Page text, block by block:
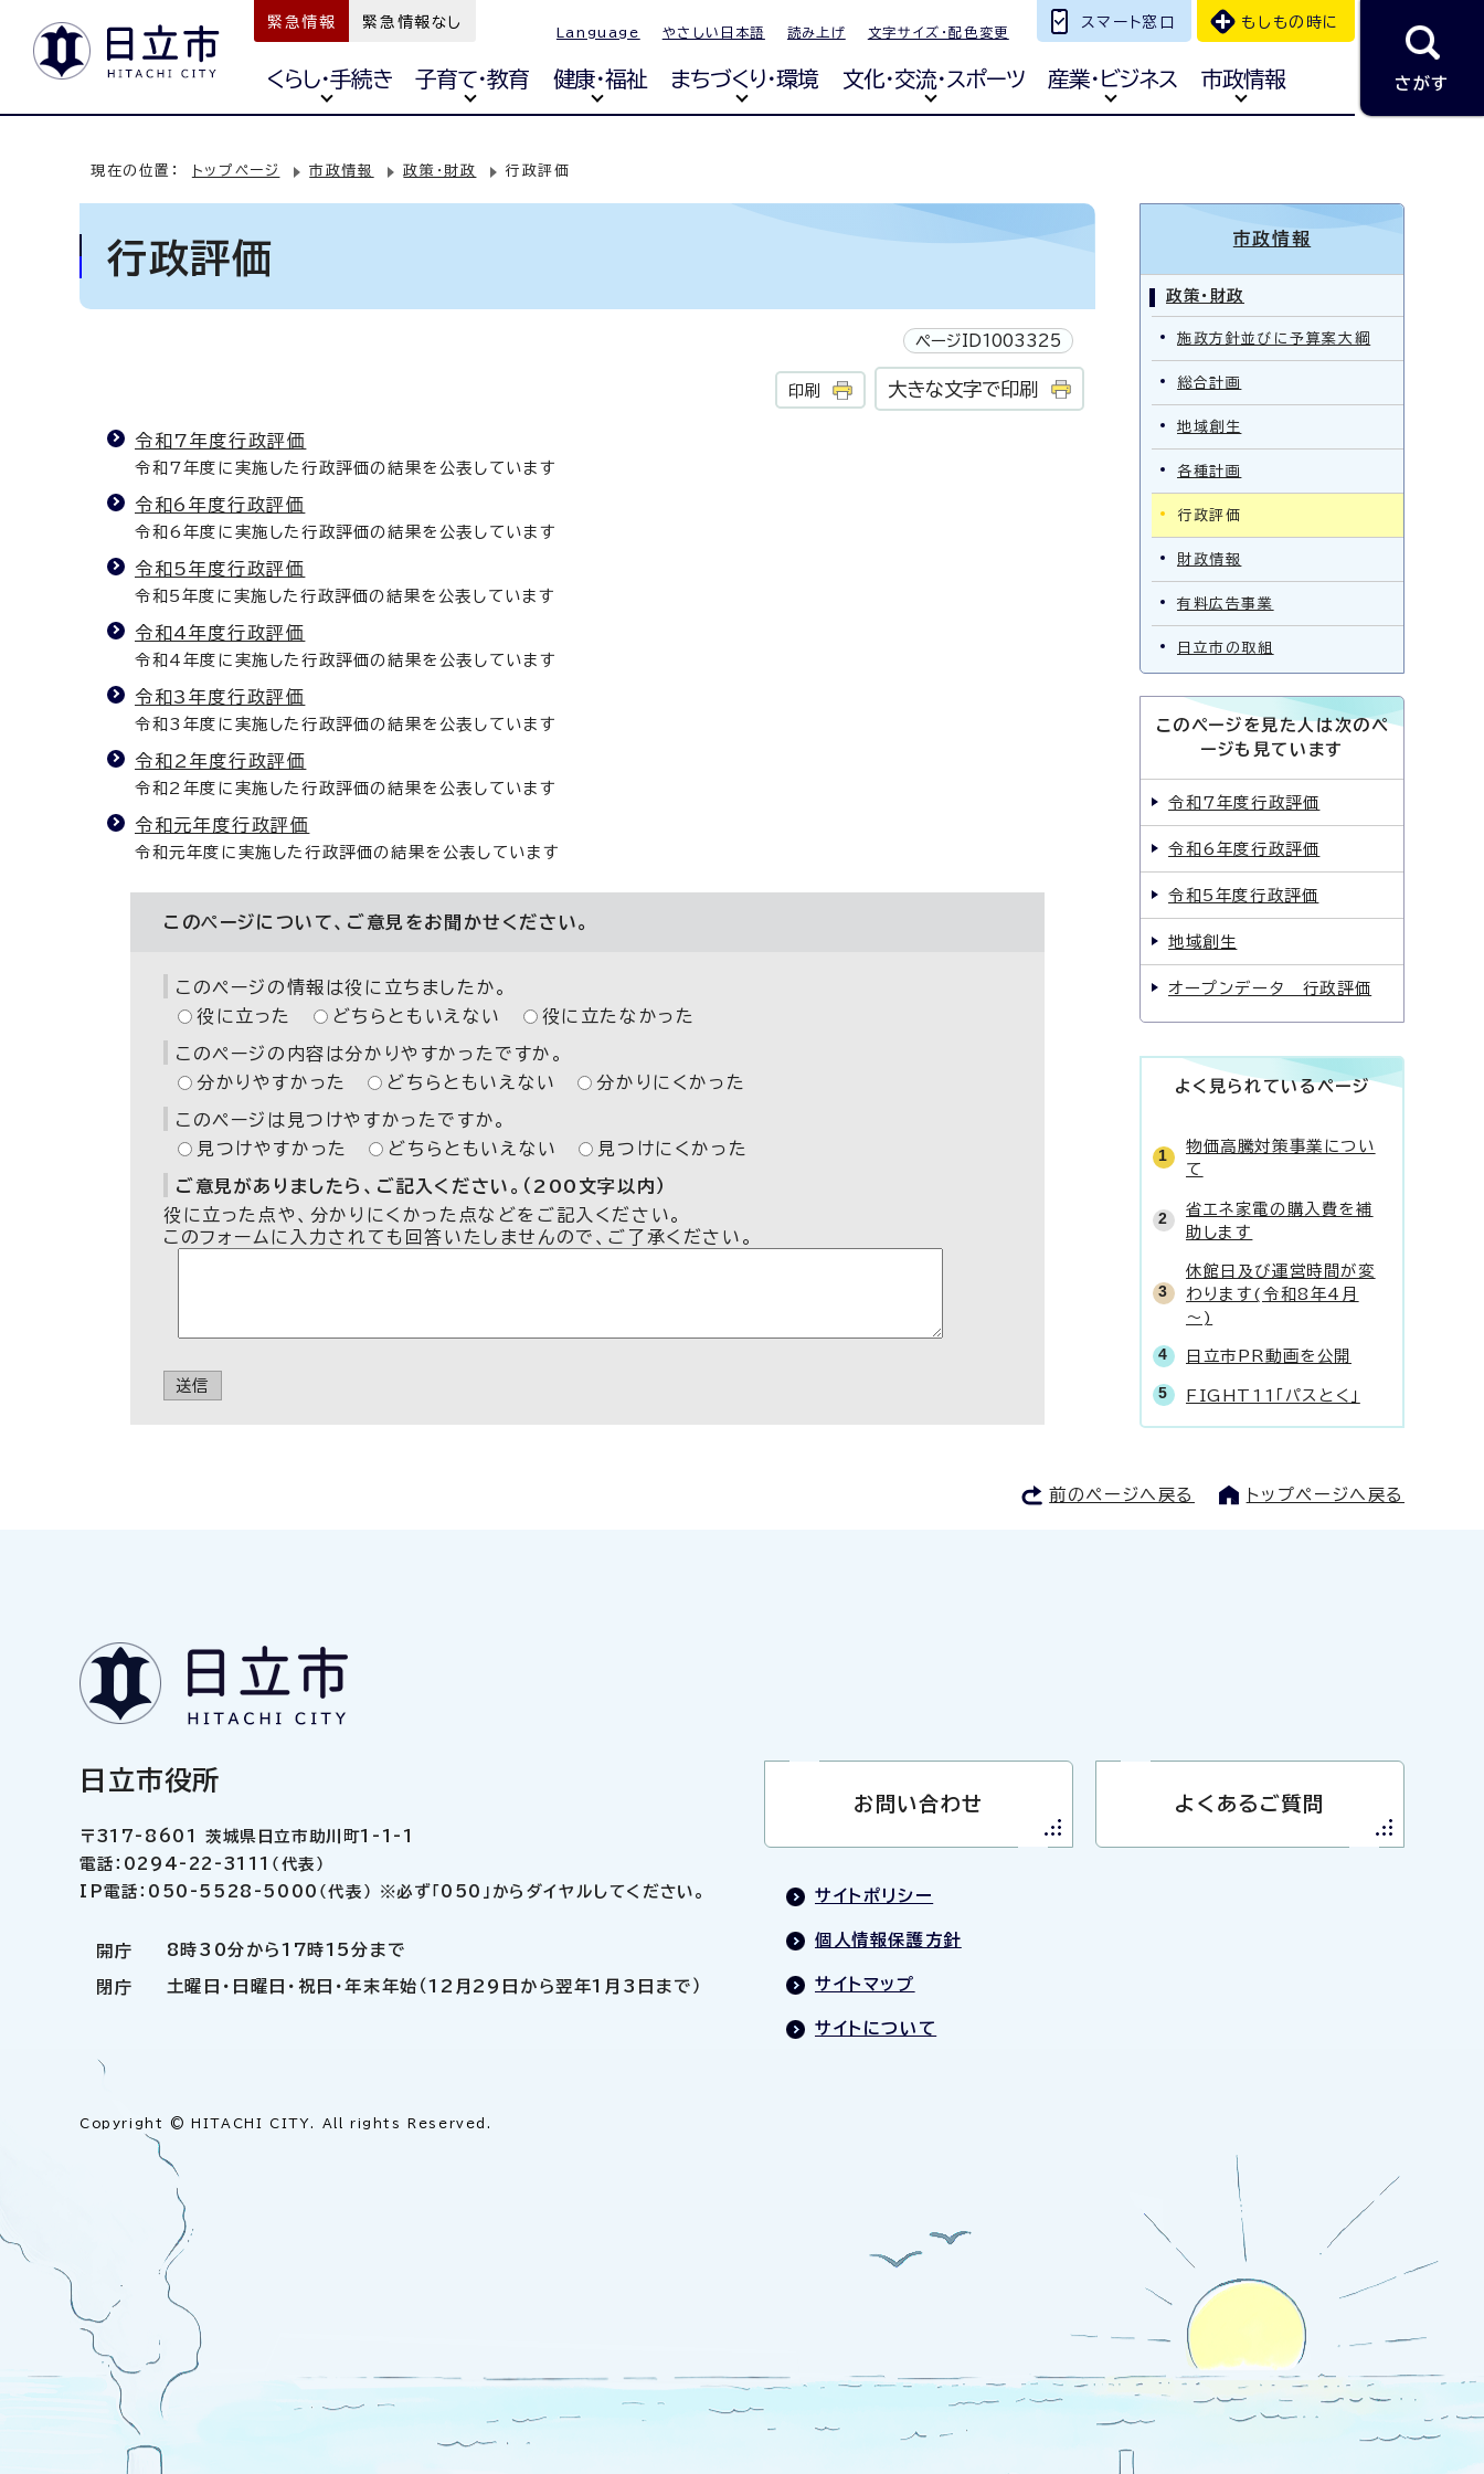
緊急情報 緊急情報なし
Language やさしい日本語 読み上げ 文字サイズ・配色変更
スマート窓口 もしもの時に
くらし・手続き 子育て・教育 健康・福祉 まちづくり・環境 文化・交流・スポーツ 産業・ビジネス 市政情報 さがす
現在の位置： トップページ 市政情報 政策・財政 行政評価
行政評価
ページID1003325
印刷 大きな文字で印刷
令和7年度行政評価
令和7年度に実施した行政評価の結果を公表しています
令和6年度行政評価
令和6年度に実施した行政評価の結果を公表しています
令和5年度行政評価
令和5年度に実施した行政評価の結果を公表しています
令和4年度行政評価
令和4年度に実施した行政評価の結果を公表しています
令和3年度行政評価
令和3年度に実施した行政評価の結果を公表しています
令和2年度行政評価
令和2年度に実施した行政評価の結果を公表しています
令和元年度行政評価
令和元年度に実施した行政評価の結果を公表しています
このページについて、ご意見をお聞かせください。
このページの情報は役に立ちましたか。
役に立った
どちらともいえない 役に立たなかった
このページの内容は分かりやすかったですか。
分かりやすかった
どちらともいえない 分かりにくかった
このページは見つけやすかったですか。
見つけやすかった
どちらともいえない 見つけにくかった
ご意見がありましたら、ご記入ください。（200文字以内）
役に立った点や、分かりにくかった点などをご記入ください。
このフォームに入力されても回答いたしませんので、ご了承ください。
送信
市政情報
政策・財政
施政方針並びに予算案大綱
総合計画
地域創生
各種計画
行政評価
財政情報
有料広告事業
日立市の取組
このページを見た人は次のペ
ージも見ています
令和7年度行政評価
令和6年度行政評価
令和5年度行政評価
地域創生
オープンデータ 行政評価
よく見られているページ
物価高騰対策事業につい
て
省エネ家電の購入費を補
助します
休館日及び運営時間が変
わります(令和8年4月
～)
日立市PR動画を公開
FIGHT11「パスとく」
前のページへ戻る トップページへ戻る
日立市役所
〒317-8601 茨城県日立市助川町1-1-1
電話：0294-22-3111（代表）
IP電話：050-5528-5000（代表） ※必ず「050」からダイヤルしてください。
開庁 8時30分から17時15分まで
閉庁 土曜日・日曜日・祝日・年末年始（12月29日から翌年1月3日まで）
お問い合わせ よくあるご質問
サイトポリシー
個人情報保護方針
サイトマップ
サイトについて
Copyright © HITACHI CITY. All rights Reserved.